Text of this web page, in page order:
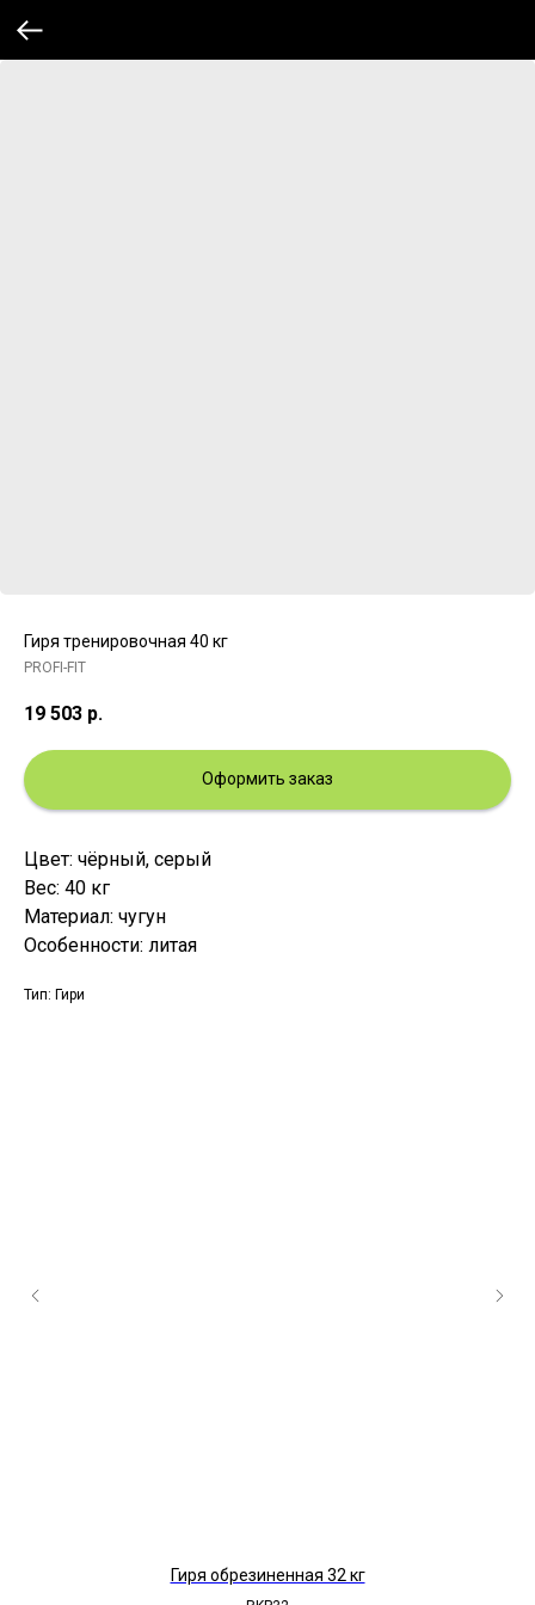
Гиря тренировочная 40 кг
PROFI-FIT
19 503 р.
Оформить заказ
Цвет: чёрный, серый
Вес: 40 кг
Материал: чугун
Особенности: литая
Тип: Гири
Гиря обрезиненная 32 кг